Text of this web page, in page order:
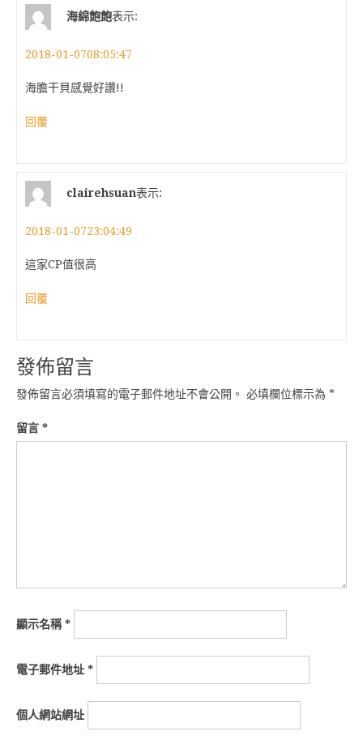
海綿飽飽表示:
2018-01-0708:05:47
海膽干貝感覺好讚!!
回覆
clairehsuan表示:
2018-01-0723:04:49
這家CP值很高
回覆
發佈留言
發佈留言必須填寫的電子郵件地址不會公開。 必填欄位標示為 *
留言 *
顯示名稱*
電子郵件地址 *
個人網站網址